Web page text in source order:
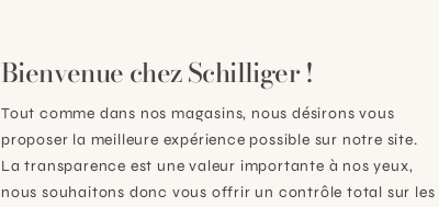
Bienvenue chez Schilliger !
Tout comme dans nos magasins, nous désirons vous
proposer la meilleure expérience possible sur notre site.
La transparence est une valeur importante à nos yeux,
nous souhaitons donc vous offrir un contrôle total sur les